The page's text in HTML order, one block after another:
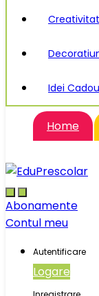
Idei
Home
Abonamente
Contul meu
Autentificare
Logare